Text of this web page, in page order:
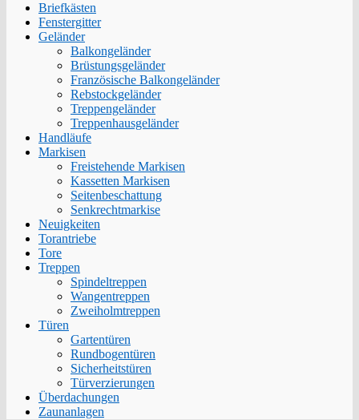
Briefkästen
Fenstergitter
Geländer
Balkongeländer
Brüstungsgeländer
Französische Balkongeländer
Rebstockgeländer
Treppengeländer
Treppenhausgeländer
Handläufe
Markisen
Freistehende Markisen
Kassetten Markisen
Seitenbeschattung
Senkrechtmarkise
Neuigkeiten
Torantriebe
Tore
Treppen
Spindeltreppen
Wangentreppen
Zweiholmtreppen
Türen
Gartentüren
Rundbogentüren
Sicherheitstüren
Türverzierungen
Überdachungen
Zaunanlagen